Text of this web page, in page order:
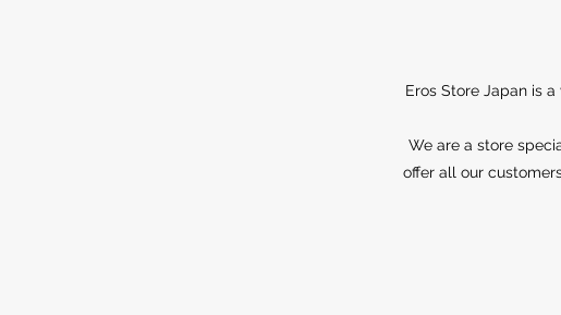
Eros Store Japan is
We are a store
offer all our